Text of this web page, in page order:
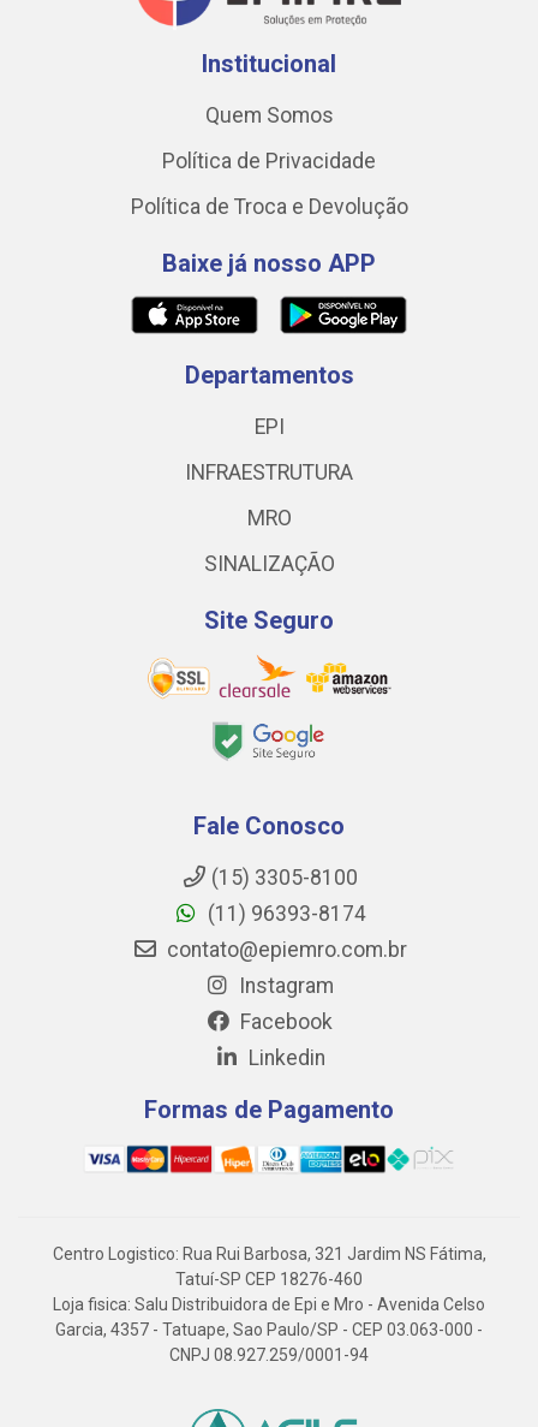
Institucional
Quem Somos
Política de Privacidade
Política de Troca e Devolução
Baixe já nosso APP
Departamentos
EPI
INFRAESTRUTURA
MRO
SINALIZAÇÃO
Site Seguro
Fale Conosco
(15) 3305-8100
(11) 96393-8174
contato@epiemro.com.br
Instagram
Facebook
Linkedin
Formas de Pagamento
Centro Logistico: Rua Rui Barbosa, 321 Jardim NS Fátima,
Tatuí-SP CEP 18276-460
Loja fisica: Salu Distribuidora de Epi e Mro - Avenida Celso
Garcia, 4357 - Tatuape, Sao Paulo/SP - CEP 03.063-000 -
CNPJ 08.927.259/0001-94